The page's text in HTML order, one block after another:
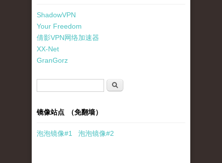
ShadowVPN
Your Freedom
倩影VPN网络加速器
XX-Net
GranGorz
搜索
镜像站点 （免翻墙）
泡泡镜像#1 泡泡镜像#2